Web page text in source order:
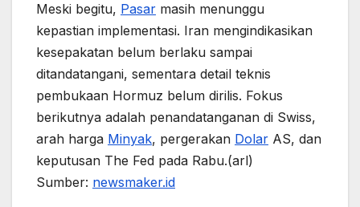
Meski begitu, Pasar masih menunggu
kepastian implementasi. Iran mengindikasikan
kesepakatan belum berlaku sampai
ditandatangani, sementara detail teknis
pembukaan Hormuz belum dirilis. Fokus
berikutnya adalah penandatanganan di Swiss,
arah harga Minyak, pergerakan Dolar AS, dan
keputusan The Fed pada Rabu.(arl)
Sumber: newsmaker.id